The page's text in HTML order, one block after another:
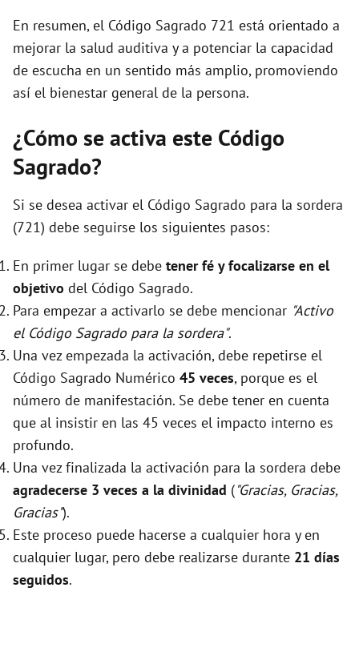
En resumen, el Código Sagrado 721 está orientado a
mejorar la salud auditiva y a potenciar la capacidad
de escucha en un sentido más amplio, promoviendo
así el bienestar general de la persona.
¿Cómo se activa este Código
Sagrado?
Si se desea activar el Código Sagrado para la sordera
(721) debe seguirse los siguientes pasos:
En primer lugar se debe tener fé y focalizarse en el
objetivo del Código Sagrado.
Para empezar a activarlo se debe mencionar "Activo
el Código Sagrado para la sordera".
Una vez empezada la activación, debe repetirse el
Código Sagrado Numérico 45 veces, porque es el
número de manifestación. Se debe tener en cuenta
que al insistir en las 45 veces el impacto interno es
profundo.
Una vez finalizada la activación para la sordera debe
agradecerse 3 veces a la divinidad ("Gracias, Gracias,
Gracias").
Este proceso puede hacerse a cualquier hora y en
cualquier lugar, pero debe realizarse durante 21 días
seguidos.